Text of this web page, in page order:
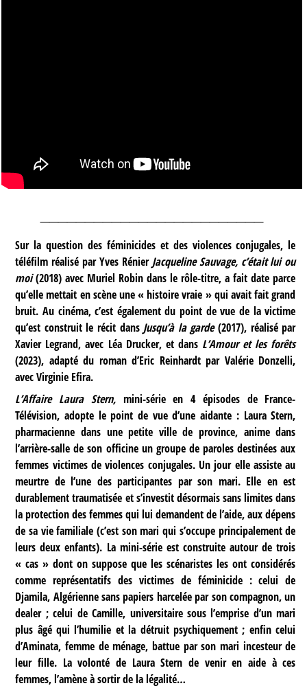
Sur la question des féminicides et des violences conjugales, le
téléfilm réalisé par Yves Rénier Jacqueline Sauvage, c’était lui ou
moi(2018) avec Muriel Robin dans le rôle-titre, a fait date parce
qu’elle mettait en scène une « histoire vraie » qui avait fait grand
bruit. Au cinéma, c’est également du point de vue de la victime
qu’est construit le récit dans Jusqu’à la garde(2017), réalisé par
Xavier Legrand, avec Léa Drucker, et dans L’Amour et les forêts
(2023), adapté du roman d’Eric Reinhardt par Valérie Donzelli,
avec Virginie Efira.
L’Affaire Laura Stern,mini-série en 4 épisodes de France-
Télévision, adopte le point de vue d’une aidante : Laura Stern,
pharmacienne dans une petite ville de province, anime dans
l’arrière-salle de son officine un groupe de paroles destinées aux
femmes victimes de violences conjugales. Un jour elle assiste au
meurtre de l’une des participantes par son mari. Elle en est
durablement traumatisée et s’investit désormais sans limites dans
la protection des femmes qui lui demandent de l’aide, aux dépens
de sa vie familiale (c’est son mari qui s’occupe principalement de
leurs deux enfants). La mini-série est construite autour de trois
« cas » dont on suppose que les scénaristes les ont considérés
comme représentatifs des victimes de féminicide : celui de
Djamila, Algérienne sans papiers harcelée par son compagnon, un
dealer ; celui de Camille, universitaire sous l’emprise d’un mari
plus âgé qui l’humilie et la détruit psychiquement ; enfin celui
d’Aminata, femme de ménage, battue par son mari incesteur de
leur fille. La volonté de Laura Stern de venir en aide à ces
femmes, l’amène à sortir de la légalité…